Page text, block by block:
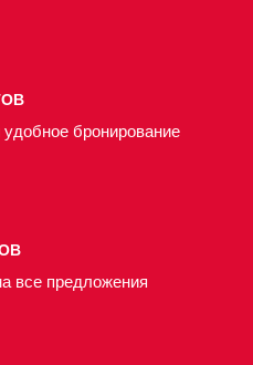
бронирование
все предложения